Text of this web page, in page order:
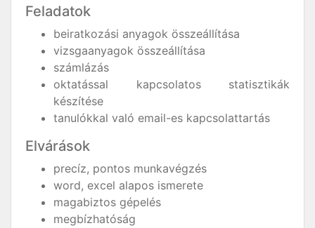
Feladatok
beiratkozási anyagok összeállítása
vizsgaanyagok összeállítása
számlázás
oktatással kapcsolatos statisztikák
készítése
tanulókkal való email-es kapcsolattartás
Elvárások
precíz, pontos munkavégzés
word, excel alapos ismerete
magabiztos gépelés
megbízhatóság